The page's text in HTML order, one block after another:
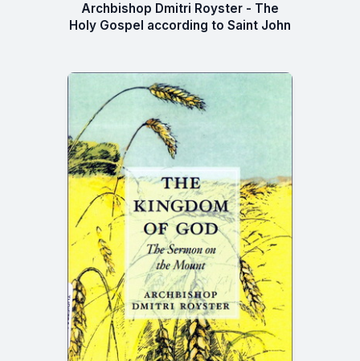
Archbishop Dmitri Royster - The
Holy Gospel according to Saint John